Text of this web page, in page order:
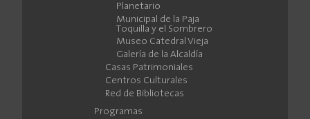
Planetario
Municipal de la Paja
Toquilla y el Sombrero
Museo Catedral Vieja
Galería de la Alcaldía
Casas Patrimoniales
Centros Culturales
Red de Bibliotecas
Programas